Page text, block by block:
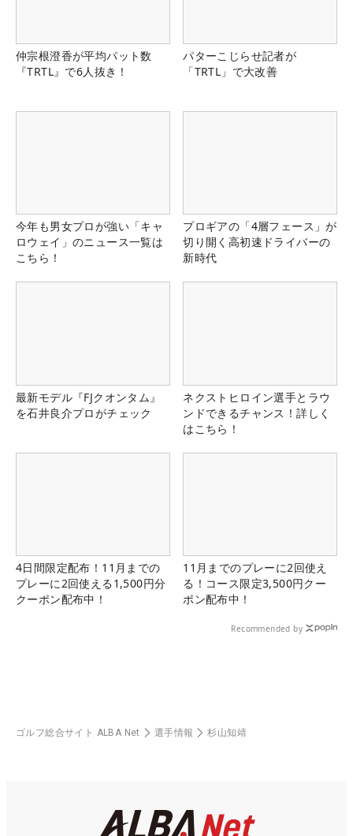
仲宗根澄香が平均パット数
『TRTL』で6人抜き！
パターこじらせ記者が
「TRTL」で大改善
今年も男女プロが強い「キャ
ロウェイ」のニュース一覧は
こちら！
プロギアの「4層フェース」が
切り開く高初速ドライバーの
新時代
最新モデル『FJクオンタム』
を石井良介プロがチェック
ネクストヒロイン選手とラウ
ンドできるチャンス！詳しく
はこちら！
4日間限定配布！11月までの
プレーに2回使える1,500円分
クーポン配布中！
11月までのプレーに2回使え
る！コース限定3,500円クー
ポン配布中！
Recommended by
ゴルフ総合サイト ALBA Net 選手情報 杉山知靖